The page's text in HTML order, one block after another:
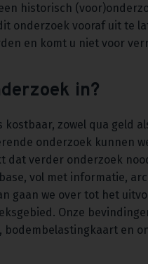
historisch
onderzoek vooraf uit te
en komt u niet voor
in?
kostbaar, zowel qua geld
onderzoek kunnen
verder onderzoek
vol met informatie,
gaan we over tot het
Onze
en